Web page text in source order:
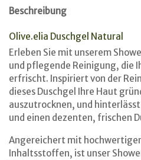
Beschreibung
Olive.elia Duschgel Natural
Erleben Sie mit unserem
und pflegende Reinigung, die
erfrischt. Inspiriert von der
dieses Duschgel Ihre Haut
auszutrocknen, und
und einen dezenten, frischen
Angereichert mit
Inhaltsstoffen, ist unser